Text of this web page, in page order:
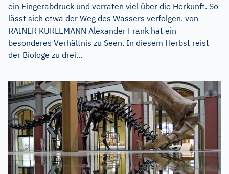
ein Fingerabdruck und verraten viel über die Herkunft. So
lässt sich etwa der Weg des Wassers verfolgen. von
RAINER KURLEMANN Alexander Frank hat ein
besonderes Verhältnis zu Seen. In diesem Herbst reist
der Biologe zu drei...